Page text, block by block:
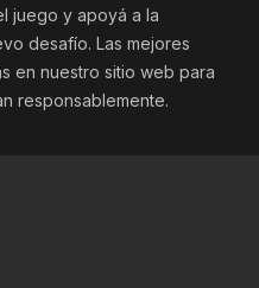
juego y apoyá a la
desafío. Las mejores
en nuestro sitio web para
responsablemente.